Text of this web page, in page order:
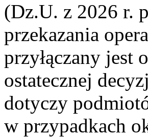
(Dz.U. z 2026 r.
przekazania
przyłączany jest
ostatecznej
dotyczy
w przypadkach